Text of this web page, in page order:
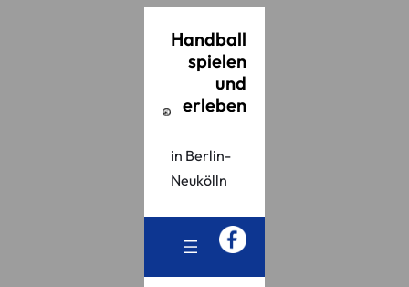
Handball
spielen
und
erleben
in Berlin-
Neukölln